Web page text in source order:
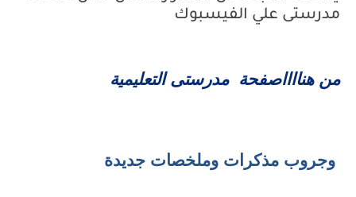
مدرستى علي الفيسبوك
من هنااااصفحة مدرستى التعليمية
وجروب مذكرات وملخصات جديدة